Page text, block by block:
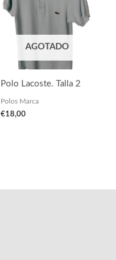
AGOTADO
Polo Lacoste. Talla 2
Polos Marca
€18,00